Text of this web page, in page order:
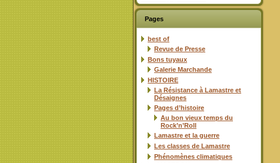
Pages
best of
Revue de Presse
Bons tuyaux
Galerie Marchande
HISTOIRE
La Résistance à Lamastre et
Désaignes
Pages d’histoire
Au bon vieux temps du
Rock’n’Roll
Lamastre et la guerre
Les classes de Lamastre
Phénomènes climatiques